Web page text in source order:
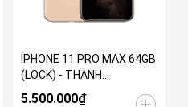
IPHONE 11 PRO MAX 64GB
(LOCK) - THANH
LÝ/002258
5.500.000₫